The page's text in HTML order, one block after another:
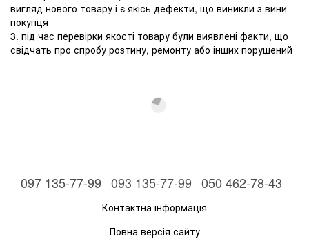
вигляд нового товару і є якісь дефекти, що виникли з вини
покупця
3. під час перевірки якості товару були виявлені факти, що
свідчать про спробу розтину, ремонту або інших порушений
097 135-77-99 093 135-77-99 050 462-78-43
Контактна інформація
Повна версія сайту